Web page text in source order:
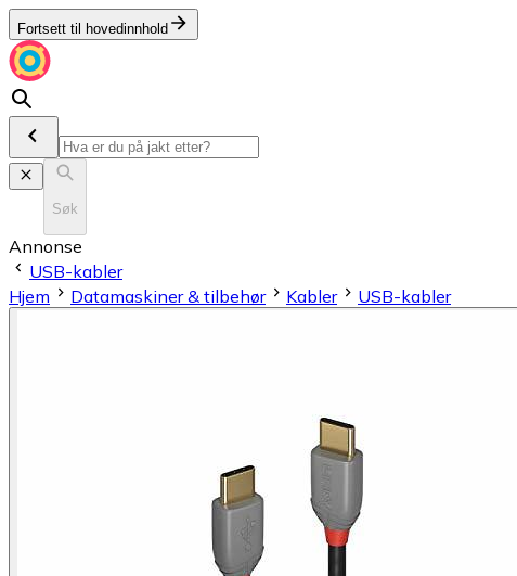
Fortsett til hovedinnhold
Søk
Annonse
USB-kabler
Hjem
Datamaskiner & tilbehør Kabler USB-kabler